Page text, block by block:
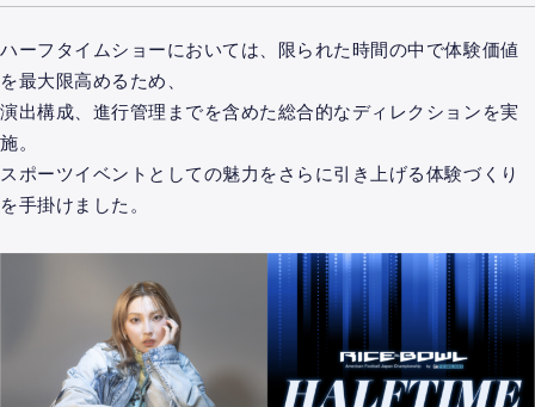
ハーフタイムショーにおいては、限られた時間の中で体験価値
を最大限高めるため、
演出構成、進行管理までを含めた総合的なディレクションを実
施。
スポーツイベントとしての魅力をさらに引き上げる体験づくり
を手掛けました。